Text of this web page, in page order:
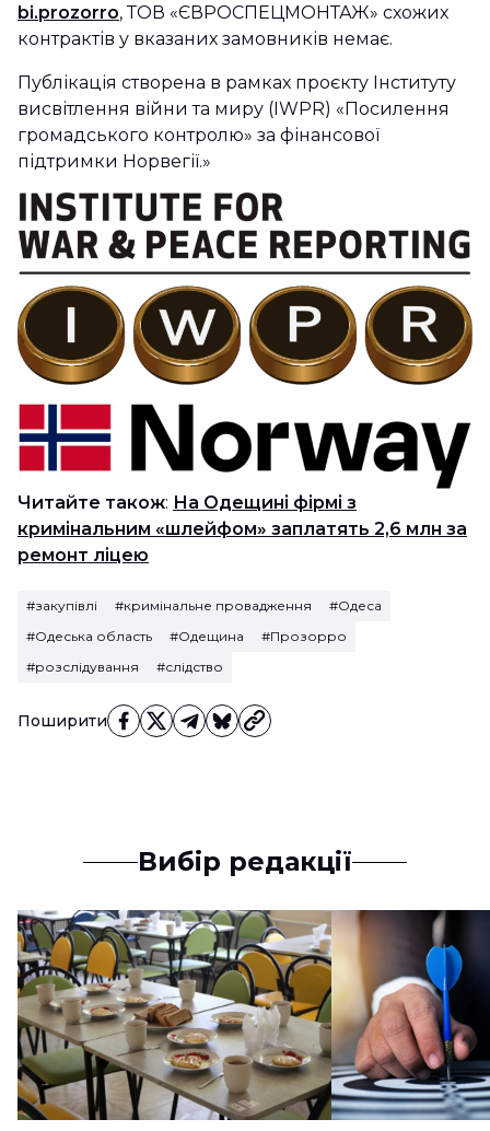
Поширити
bi.prozorro, ТОВ «ЄВРОСПЕЦМОНТАЖ» схожих
контрактів у вказаних замовників немає.
Публікація створена в рамках проєкту Інституту
висвітлення війни та миру (IWPR) «Посилення
громадського контролю» за фінансової
підтримки Норвегії.»
Читайте також: На Одещині фірмі з
кримінальним «шлейфом» заплатять 2,6 млн за
ремонт ліцею
#закупівлі #кримінальне провадження
#Одеса
#Одеська область
#Одещина
#Прозорро
#розслідування
#слідство
Вибір редакції